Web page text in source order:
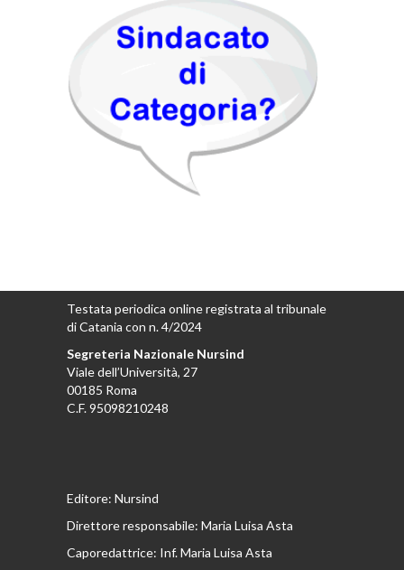
Testata periodica online registrata al tribunale
di Catania con n. 4/2024
Segreteria Nazionale Nursind
Viale dell’Università, 27
00185 Roma
C.F. 95098210248
Editore: Nursind
Direttore responsabile: Maria Luisa Asta
Caporedattrice: Inf. Maria Luisa Asta